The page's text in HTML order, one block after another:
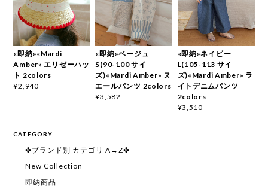
«即納»«Mardi
Amber» エリゼーハッ
ト 2colors
¥2,940
«即納»ベージュ
S(90-100 サイ
ズ)«Mardi Amber» ヌ
エールパンツ 2colors
¥3,582
«即納»ネイビー
L(105-113 サイ
ズ)«Mardi Amber» ラ
イトデニムパンツ
2colors
¥3,510
CATEGORY
✤ブランド別 カテゴリ A→Z✤
New Collection
即納商品